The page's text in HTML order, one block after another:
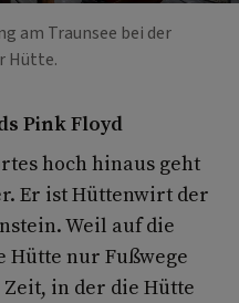
am Traunsee bei der
Hütte.
Pink Floyd
hoch hinaus geht
Er ist Hüttenwirt der
Weil auf die
Hütte nur Fußwege
in der die Hütte